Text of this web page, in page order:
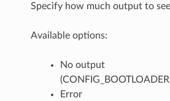
Specify how much output to
Available options:
No output
Error